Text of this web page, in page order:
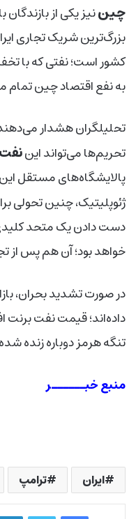
چیننیز یکی از
بزرگ‌ترین شریک تجاری
کشور است؛ نفتی که با
به نفع اقتصاد چین
تحلیلگران هشدار
تحریم‌ها می‌تواند این
پالایشگاه‌های مستقل
ژئوپلیتیک، چنین تحولی
دست دادن یک متحد
خواهد بود؛ آن هم پس از
در صورت تشدید بحران،
داده‌اند؛ قیمت نفت برنت
تنگه هرمز دوباره زنده
منبع خبــــــر
ایران ترامپ
فیس بوک توییتر